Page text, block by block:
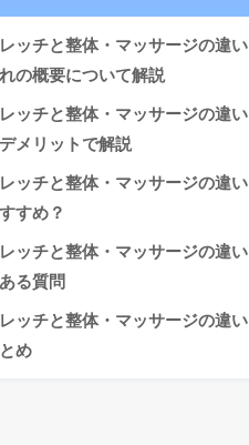
ッチと整体・マッサージの違い
の概要について解説
ッチと整体・マッサージの違い
メリットで解説
ッチと整体・マッサージの違い
すめ？
ッチと整体・マッサージの違い
る質問
ッチと整体・マッサージの違い
め